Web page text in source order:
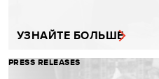
УЗНАЙТЕ БОЛЬШЕ
PRESS RELEASES